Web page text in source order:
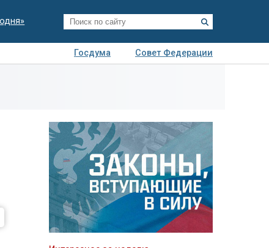
Госдума
Совет Федерации